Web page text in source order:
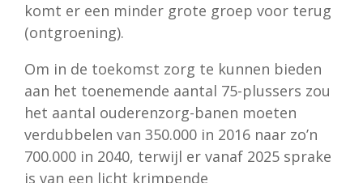
komt er een minder grote groep voor terug
(ontgroening).
Om in de toekomst zorg te kunnen bieden
aan het toenemende aantal 75-plussers zou
het aantal ouderenzorg-banen moeten
verdubbelen van 350.000 in 2016 naar zo’n
700.000 in 2040, terwijl er vanaf 2025 sprake
is van een licht krimpende